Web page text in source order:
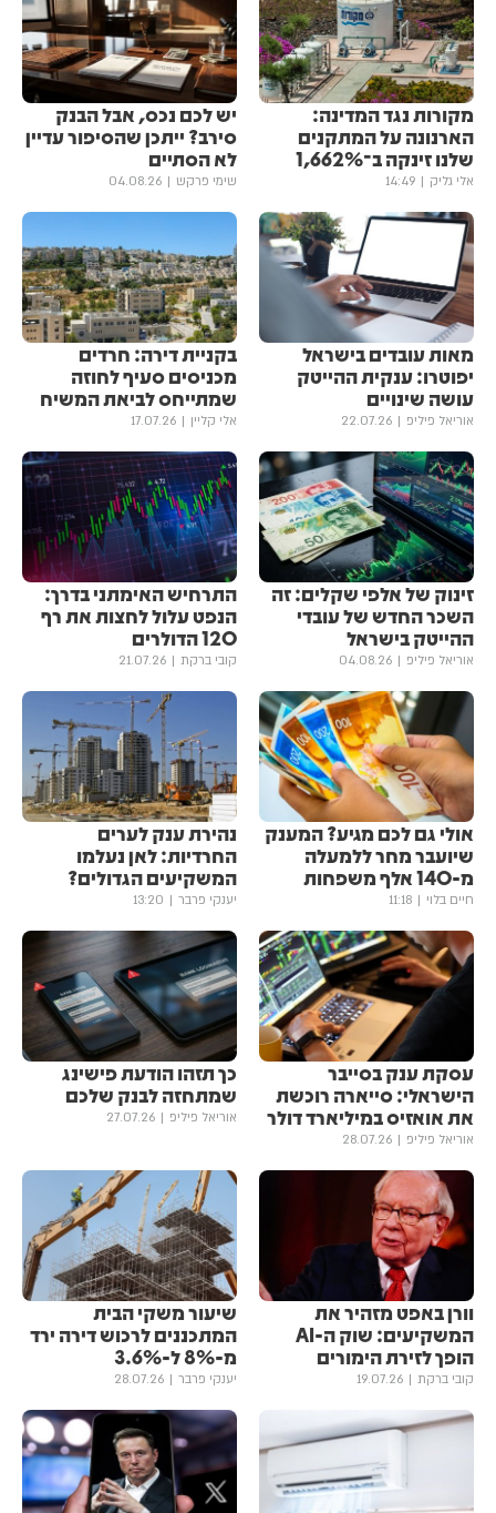
מקורות נגד המדינה:
הארנונה על המתקנים
שלנו זינקה ב־1,662%
אלי גליק 14:49
יש לכם נכס, אבל הבנק
סירב? ייתכן שהסיפור עדיין
לא הסתיים
שימי פרקש 04.08.26
מאות עובדים בישראל
יפוטרו: ענקית ההייטק
עושה שינויים
אוריאל פיליפ 22.07.26
בקניית דירה: חרדים
מכניסים סעיף לחוזה
שמתייחס לביאת המשיח
אלי קליין 17.07.26
זינוק של אלפי שקלים: זה
השכר החדש של עובדי
ההייטק בישראל
אוריאל פיליפ 04.08.26
התרחיש האימתני בדרך:
הנפט עלול לחצות את רף
120 הדולרים
קובי ברקת 21.07.26
אולי גם לכם מגיע? המענק
שיועבר מחר ללמעלה
מ-140 אלף משפחות
חיים בלוי 11:18
נהירת ענק לערים
החרדיות: לאן נעלמו
המשקיעים הגדולים?
יענקי פרבר 13:20
עסקת ענק בסייבר
הישראלי: סייארה רוכשת
את אואזיס במיליארד דולר
אוריאל פיליפ 28.07.26
כך תזהו הודעת פישינג
שמתחזה לבנק שלכם
אוריאל פיליפ 27.07.26
וורן באפט מזהיר את
המשקיעים: שוק ה-AI
הופך לזירת הימורים
קובי ברקת 19.07.26
שיעור משקי הבית
המתכננים לרכוש דירה ירד
מ-8% ל-3.6%
יענקי פרבר 28.07.26